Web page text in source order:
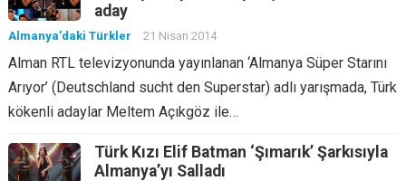
aday
Almanya'daki Türkler 21 Nisan 2014
Alman RTL televizyonunda yayınlanan ‘Almanya Süper Starını
Arıyor’ (Deutschland sucht den Superstar) adlı yarışmada, Türk
kökenli adaylar Meltem Açıkgöz ile…
Türk Kızı Elif Batman ‘Şımarık’ Şarkısıyla
Almanya’yı Salladı